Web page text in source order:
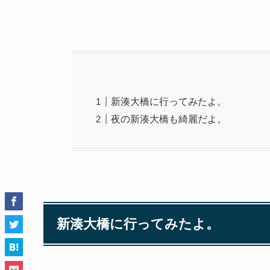
新湊大橋に行ってみたよ。
夜の新湊大橋も綺麗だよ。
新湊大橋に行ってみたよ。